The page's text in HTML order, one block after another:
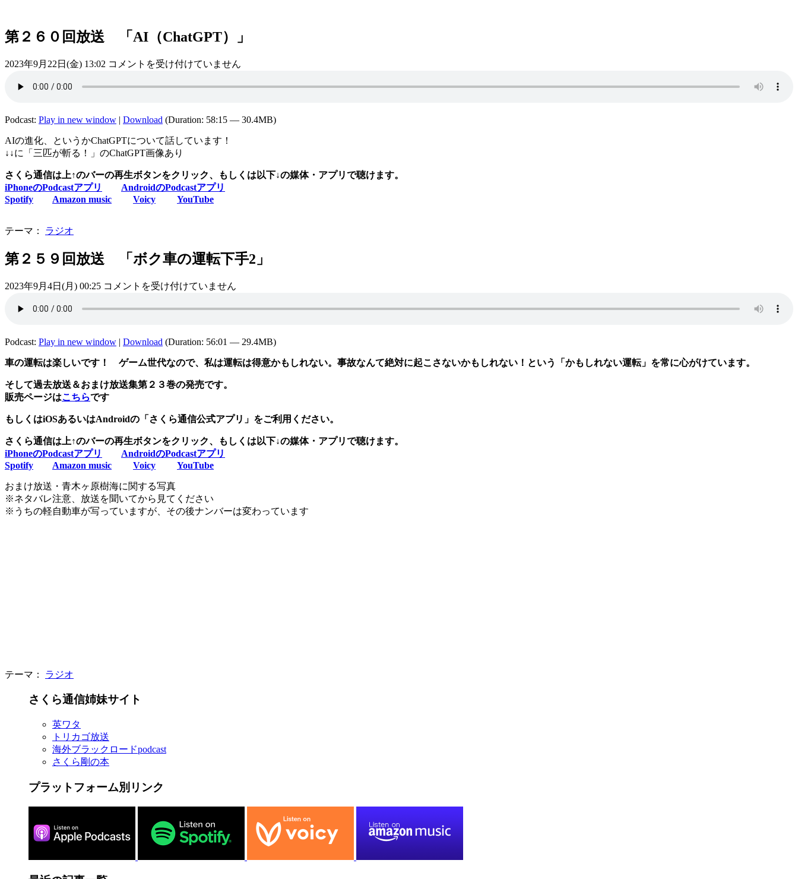
第２６０回放送 「AI（ChatGPT）」
2023年9月22日(金) 13:02 第
６
放
送
「AI（ChatGPT）」
コメントを受け付けていません
Podcast: Play in new window | Download (Duration: 58:15 — 30.4MB)
AIの進化、というかChatGPTについて話しています！
↓↓に「三匹が斬る！」のChatGPT画像あり
さくら通信は上↑のバーの再生ボタンをクリック、もしくは以下↓の媒体・アプリで聴けます。
iPhoneのPodcastアプリ
AndroidのPodcastアプリ
Spotify
Amazon music Voicy YouTube
テーマ： ラジオ
第２５９回放送 「ボク車の運転下手2」
2023年9月4日(月) 00:25 第
５
放
送
ク
車
運
下
手
2」
は
コメントを受け付けていません
Podcast: Play in new window | Download (Duration: 56:01 — 29.4MB)
車の運転は楽しいです！ ゲーム世代なので、私は運転は得意かもしれない。事故なんて絶対に起こさないかもしれない！という「かもしれない運転」を常に心がけています。
そして過去放送＆おまけ放送集第２３巻の発売です。
販売ページはこちらです
もしくはiOSあるいはAndroidの「さくら通信公式アプリ」をご利用ください。
さくら通信は上↑のバーの再生ボタンをクリック、もしくは以下↓の媒体・アプリで聴けます。
iPhoneのPodcastアプリ
AndroidのPodcastアプリ
Spotify
Amazon music Voicy YouTube
おまけ放送・青木ヶ原樹海に関する写真
※ネタバレ注意、放送を聞いてから見てください
※うちの軽自動車が写っていますが、その後ナンバーは変わっています
テーマ： ラジオ
さくら通信姉妹サイト
英ワタ
トリカゴ放送
海外ブラックロードpodcast
さくら剛の本
プラットフォーム別リンク